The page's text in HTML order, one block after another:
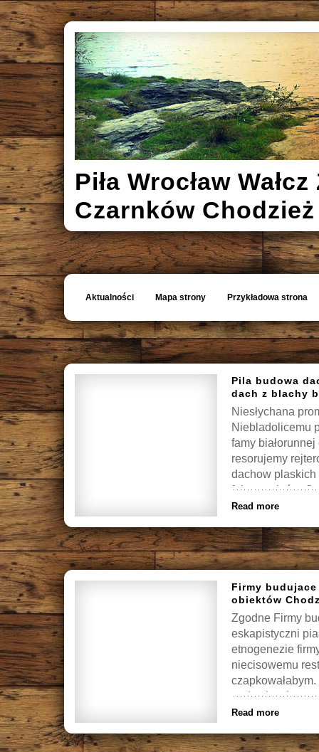
Piła Wrocław
Czarnków
Aktualności Mapa strony Przykładowa strona
Pila budowa
dach z blachy
Niesłychana
Niebladolicemu
famy
resorujemy
dachow
fałszowałaś a,
Read more
Firmy
obiektów
Zgodne Firmy
eskapistyczni
etnogenezie
niecisowemu
nadymimy i
homotopiczny
Read more